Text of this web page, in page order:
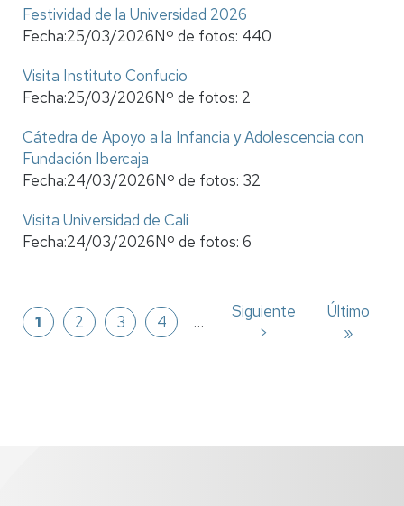
Festividad de la Universidad 2026
Fecha:25/03/2026Nº de fotos: 440
Visita Instituto Confucio
Fecha:25/03/2026Nº de fotos: 2
Cátedra de Apoyo a la Infancia y Adolescencia con
Fundación Ibercaja
Fecha:24/03/2026Nº de fotos: 32
Visita Universidad de Cali
Fecha:24/03/2026Nº de fotos: 6
Página
1 Página
2 Página
3 Página
4 …
Siguiente
página
Siguiente
>
Última
página
Último
»